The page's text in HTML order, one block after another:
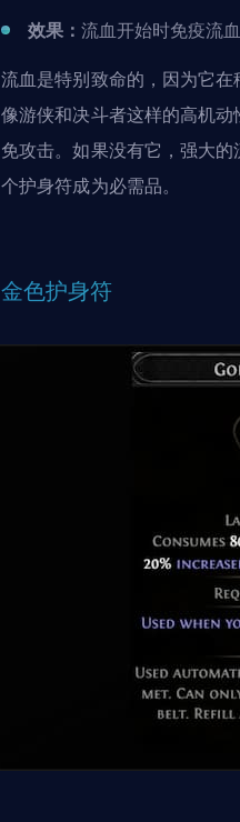
效果： 流血开始时免疫流血
流血是特别致命的，因为它
像游侠和决斗者这样的高机
免攻击。如果没有它，强大
个护身符成为必需品。
金色护身符